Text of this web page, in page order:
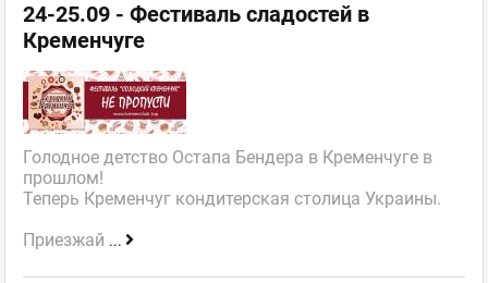
24-25.09 - Фестиваль сладостей в
Кременчуге
Голодное детство Остапа Бендера в Кременчуге в
прошлом!
Теперь Кременчуг кондитерская столица Украины.
Приезжай ...